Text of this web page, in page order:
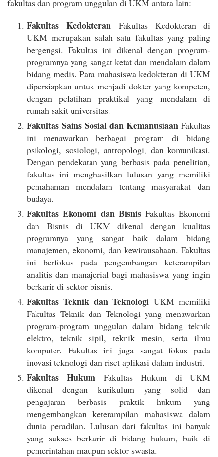
fakultas dan program unggulan di UKM antara lain:
Fakultas Kedokteran Fakultas Kedokteran di
UKM merupakan salah satu fakultas yang paling
bergengsi. Fakultas ini dikenal dengan program-
programnya yang sangat ketat dan mendalam dalam
bidang medis. Para mahasiswa kedokteran di UKM
dipersiapkan untuk menjadi dokter yang kompeten,
dengan pelatihan praktikal yang mendalam di
rumah sakit universitas.
Fakultas Sains Sosial dan Kemanusiaan Fakultas
ini menawarkan berbagai program di bidang
psikologi, sosiologi, antropologi, dan komunikasi.
Dengan pendekatan yang berbasis pada penelitian,
fakultas ini menghasilkan lulusan yang memiliki
pemahaman mendalam tentang masyarakat dan
budaya.
Fakultas Ekonomi dan Bisnis Fakultas Ekonomi
dan Bisnis di UKM dikenal dengan kualitas
programnya yang sangat baik dalam bidang
manajemen, ekonomi, dan kewirausahaan. Fakultas
ini berfokus pada pengembangan keterampilan
analitis dan manajerial bagi mahasiswa yang ingin
berkarir di sektor bisnis.
Fakultas Teknik dan Teknologi UKM memiliki
Fakultas Teknik dan Teknologi yang menawarkan
program-program unggulan dalam bidang teknik
elektro, teknik sipil, teknik mesin, serta ilmu
komputer. Fakultas ini juga sangat fokus pada
inovasi teknologi dan riset aplikasi dalam industri.
Fakultas Hukum Fakultas Hukum di UKM
dikenal dengan kurikulum yang solid dan
pengajaran berbasis praktik hukum yang
mengembangkan keterampilan mahasiswa dalam
dunia peradilan. Lulusan dari fakultas ini banyak
yang sukses berkarir di bidang hukum, baik di
pemerintahan maupun sektor swasta.